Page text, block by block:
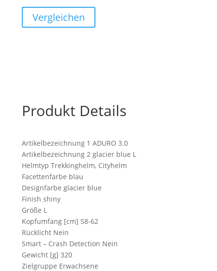
3.0
glacier
blue
Vergleichen
Produkt Details
Artikelbezeichnung 1 ADURO 3.0
Artikelbezeichnung 2 glacier blue L
Helmtyp Trekkinghelm, Cityhelm
Facettenfarbe blau
Designfarbe glacier blue
Finish shiny
Größe L
Kopfumfang [cm] 58-62
Rücklicht Nein
Smart – Crash Detection Nein
Gewicht [g] 320
Zielgruppe Erwachsene